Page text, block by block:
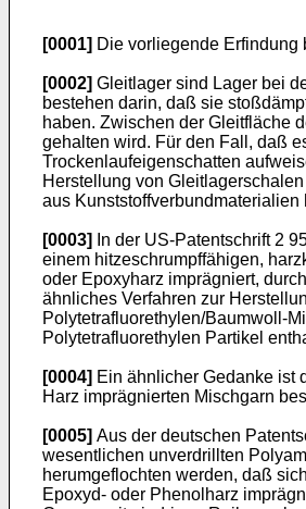
[0001] Die vorliegende Erfindung
[0002] Gleitlager sind Lager bei
bestehen darin, daß sie
haben. Zwischen der Gleitfläche
gehalten wird. Für den Fall, daß
Trockenlaufeigenschatten
Herstellung von
aus Kunststoffverbundmaterialien
[0003]
In der US-Patentschrift 2
einem hitzeschrumpffähigen,
oder Epoxyharz imprägniert,
ähnliches Verfahren zur
Polytetrafluorethylen/Baumwoll-
Polytetrafluorethylen Partikel
[0004] Ein ähnlicher Gedanke ist
Harz imprägnierten Mischgarn
[0005] Aus der deutschen
wesentlichen unverdrillten
herumgeflochten werden, daß
Epoxyd- oder Phenolharz